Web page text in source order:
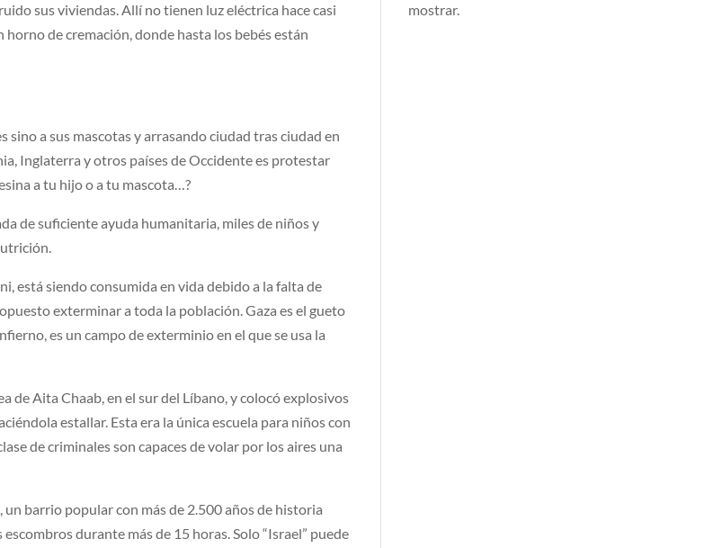
sus viviendas. Allí no tienen luz eléctrica hace casi
horno de cremación, donde hasta los bebés están
sino a sus mascotas y arrasando ciudad tras ciudad en
Inglaterra y otros países de Occidente es protestar
a tu hijo o a tu mascota…?
de suficiente ayuda humanitaria, miles de niños y
está siendo consumida en vida debido a la falta de
exterminar a toda la población. Gaza es el gueto
es un campo de exterminio en el que se usa la
de Aita Chaab, en el sur del Líbano, y colocó explosivos
estallar. Esta era la única escuela para niños con
de criminales son capaces de volar por los aires una
un barrio popular con más de 2.500 años de historia
durante más de 15 horas. Solo “Israel” puede
mostrar.